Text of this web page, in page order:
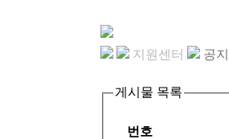
지원센터 공
게시물 목록
번호